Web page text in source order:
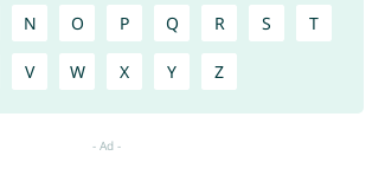
N O P Q R S T
V W X Y Z